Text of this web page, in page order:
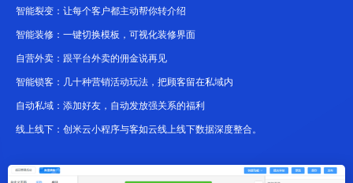
智能裂变：让每个客户都主动帮你转介绍
智能装修：一键切换模板，可视化装修界面
自营外卖：跟平台外卖的佣金说再见
智能锁客：几十种营销活动玩法，把顾客留在私域内
自动私域：添加好友，自动发放强关系的福利
线上线下：创米云小程序与客如云线上线下数据深度整合。